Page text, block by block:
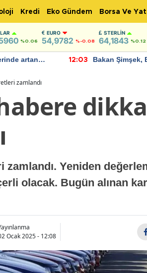
Kredi Eko Gündem Borsa Ve
%0.06
EURO
54,9782 %-0.08
STERLIN
64,1843 %0.12
artan
12:03
Bakan Şimşek,
zamlandı
Yeniden
olacak. Bugün alınan
Ocak 2025 - 12:08